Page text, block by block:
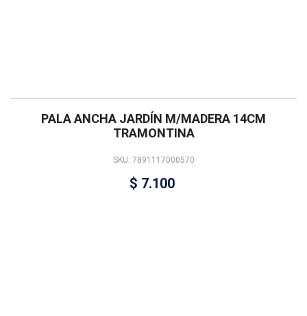
PALA ANCHA JARDÍN M/MADERA 14CM
TRAMONTINA
SKU: 7891117000570
$ 7.100